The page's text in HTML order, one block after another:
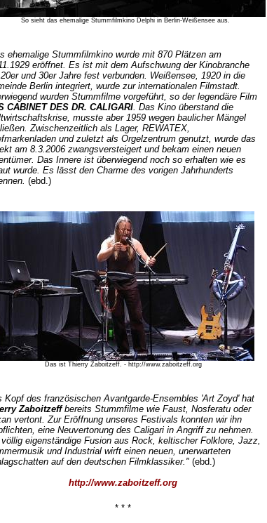
So sieht das ehemalige Stummfilmkino Delphi in Berlin-Weißensee aus.
ehemalige Stummfilmkino wurde mit 870 Plätzen am
eröffnet. Es ist mit dem Aufschwung der Kinobranche
und 30er Jahre fest verbunden. Weißensee, 1920 in die
Berlin integriert, wurde zur internationalen Filmstadt.
wurden Stummfilme vorgeführt, so der legendäre Film
CABINET DES DR. CALIGARI. Das Kino überstand die
musste aber 1959 wegen baulicher Mängel
Zwischenzeitlich als Lager, REWATEX,
und zuletzt als Orgelzentrum genutzt, wurde das
am 8.3.2006 zwangsversteigert und bekam einen neuen
Das Innere ist überwiegend noch so erhalten wie es
wurde. Es lässt den Charme des vorigen Jahrhunderts
(ebd.)
Das ist Thierry Zaboitzeff. - http://www.zaboitzeff.org
Kopf des französischen Avantgarde-Ensembles 'Art Zoyd' hat
Zaboitzeffbereits Stummfilme wie Faust, Nosferatu oder
vertont. Zur Eröffnung unseres Festivals konnten wir ihn
eine Neuvertonung des Caligari in Angriff zu nehmen.
eigenständige Fusion aus Rock, keltischer Folklore, Jazz,
und Industrial wirft einen neuen, unerwarteten
auf den deutschen Filmklassiker."(ebd.)
http://www.zaboitzeff.org
* * *